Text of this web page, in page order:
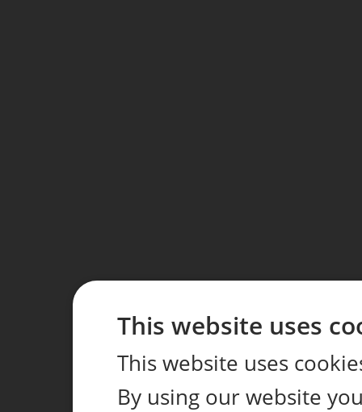
This website uses
This website uses
By using our website